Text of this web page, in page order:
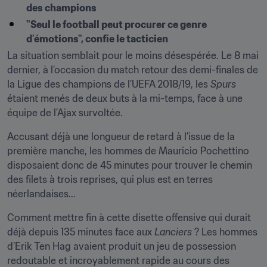
des champions
"Seul le football peut procurer ce genre
d’émotions", confie le tacticien
La situation semblait pour le moins désespérée. Le 8 mai
dernier, à l’occasion du match retour des demi-finales de
la Ligue des champions de l’UEFA 2018/19, les Spurs
étaient menés de deux buts à la mi-temps, face à une
équipe de l’Ajax survoltée.
Accusant déjà une longueur de retard à l’issue de la
première manche, les hommes de Mauricio Pochettino
disposaient donc de 45 minutes pour trouver le chemin
des filets à trois reprises, qui plus est en terres
néerlandaises...
Comment mettre fin à cette disette offensive qui durait
déjà depuis 135 minutes face aux Lanciers ? Les hommes
d’Erik Ten Hag avaient produit un jeu de possession
redoutable et incroyablement rapide au cours des